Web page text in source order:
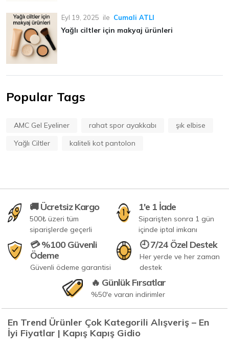
Eyl 19, 2025 ile Cumali ATLI
Yağlı ciltler için makyaj ürünleri
Popular Tags
AMC Gel Eyeliner rahat spor ayakkabı
şık elbise
Yağlı Ciltler
kaliteli kot pantolon
🚚 Ücretsiz Kargo
500₺ üzeri tüm
siparişlerde geçerli
1'e 1 İade
Siparişten sonra 1 gün
içinde iptal imkanı
💳 %100 Güvenli
Ödeme
Güvenli ödeme garantisi
🕘 7/24 Özel Destek
Her yerde ve her zaman
destek
🔥 Günlük Fırsatlar
%50'e varan indirimler
En Trend Ürünler Çok Kategorili Alışveriş – En
İyi Fiyatlar | Kapış Kapış Gidio